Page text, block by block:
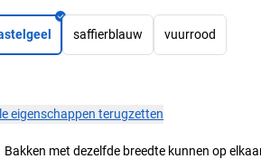
saffierblauw vuurrood
eigenschappen terugzetten
Bakken met dezelfde breedte kunnen op